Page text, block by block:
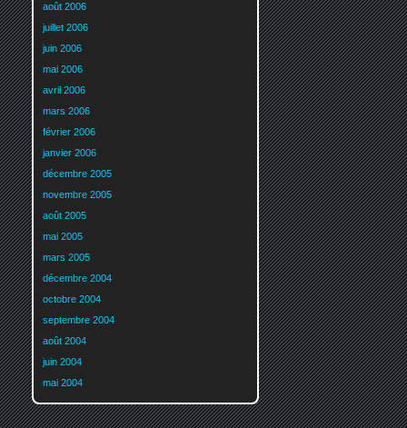
août 2006
juillet 2006
juin 2006
mai 2006
avril 2006
mars 2006
février 2006
janvier 2006
décembre 2005
novembre 2005
août 2005
mai 2005
mars 2005
décembre 2004
octobre 2004
septembre 2004
août 2004
juin 2004
mai 2004